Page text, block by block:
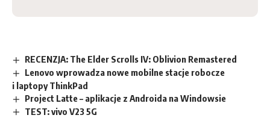
RECENZJA: The Elder Scrolls IV: Oblivion Remastered
Lenovo wprowadza nowe mobilne stacje robocze
i laptopy ThinkPad
Project Latte – aplikacje z Androida na Windowsie
TEST: vivo V23 5G